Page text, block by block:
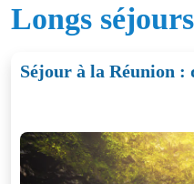
Longs séjours
Séjour à la Réunion